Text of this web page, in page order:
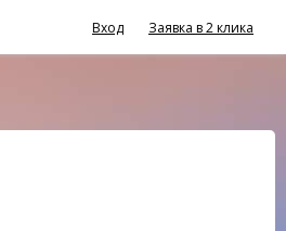
Вход Заявка в 2 клика